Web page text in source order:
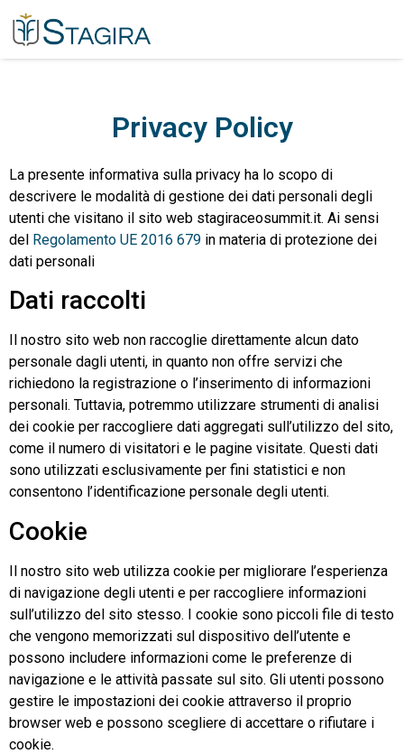
Privacy Policy
La presente informativa sulla privacy ha lo scopo di
descrivere le modalità di gestione dei dati personali degli
utenti che visitano il sito web stagiraceosummit.it. Ai sensi
del Regolamento UE 2016 679 in materia di protezione dei
dati personali
Dati raccolti
Il nostro sito web non raccoglie direttamente alcun dato
personale dagli utenti, in quanto non offre servizi che
richiedono la registrazione o l’inserimento di informazioni
personali. Tuttavia, potremmo utilizzare strumenti di analisi
dei cookie per raccogliere dati aggregati sull’utilizzo del sito,
come il numero di visitatori e le pagine visitate. Questi dati
sono utilizzati esclusivamente per fini statistici e non
consentono l’identificazione personale degli utenti.
Cookie
Il nostro sito web utilizza cookie per migliorare l’esperienza
di navigazione degli utenti e per raccogliere informazioni
sull’utilizzo del sito stesso. I cookie sono piccoli file di testo
che vengono memorizzati sul dispositivo dell’utente e
possono includere informazioni come le preferenze di
navigazione e le attività passate sul sito. Gli utenti possono
gestire le impostazioni dei cookie attraverso il proprio
browser web e possono scegliere di accettare o rifiutare i
cookie.